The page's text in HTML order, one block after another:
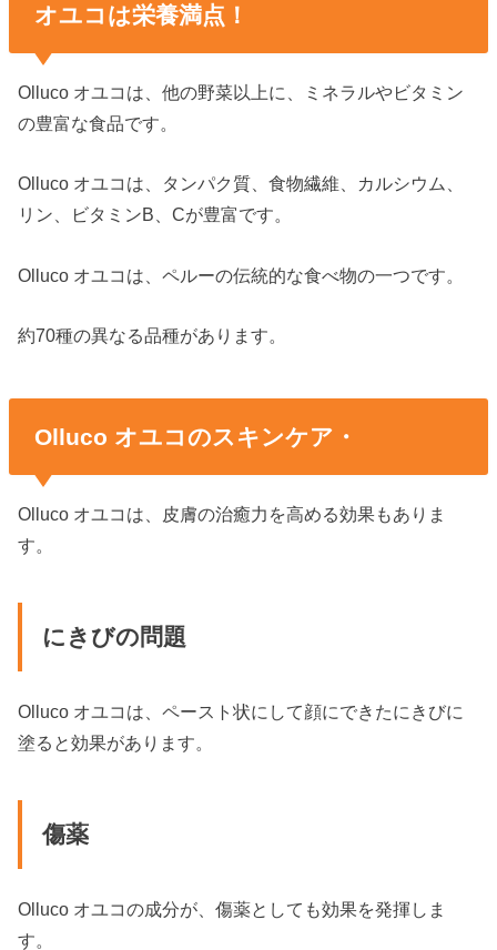
オユコは栄養満点！
Olluco オユコは、他の野菜以上に、ミネラルやビタミン
の豊富な食品です。
Olluco オユコは、タンパク質、食物繊維、カルシウム、
リン、ビタミンB、Cが豊富です。
Olluco オユコは、ペルーの伝統的な食べ物の一つです。
約70種の異なる品種があります。
Olluco オユコのスキンケア・
Olluco オユコは、皮膚の治癒力を高める効果もありま
す。
にきびの問題
Olluco オユコは、ペースト状にして顔にできたにきびに
塗ると効果があります。
傷薬
Olluco オユコの成分が、傷薬としても効果を発揮しま
す。